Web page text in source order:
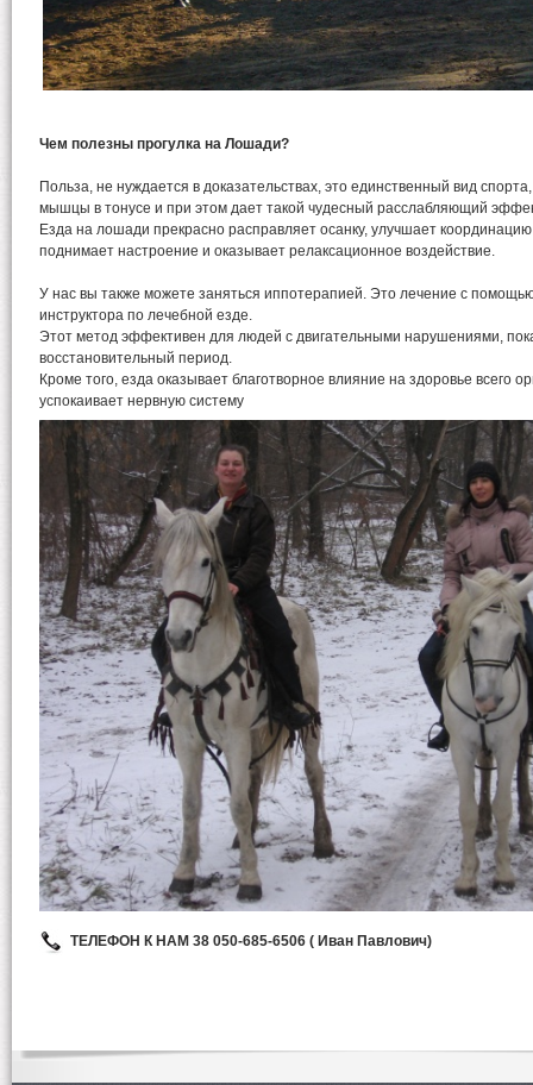
Чем полезны прогулка на Лошади?
Польза, не нуждается в доказательствах, это единственный вид
мышцы в тонусе и при этом дает такой чудесный расслабляющий
Езда на лошади прекрасно расправляет осанку, улучшает
поднимает настроение и оказывает релаксационное воздействие.
У нас вы также можете заняться иппотерапией. Это лечение с
инструктора по лечебной езде.
Этот метод эффективен для людей с двигательными нарушениями,
восстановительный период.
Кроме того, езда оказывает благотворное влияние на здоровье всего
успокаивает нервную систему
ТЕЛЕФОН К НАМ 38 050-685-6506 ( Иван Павлович)